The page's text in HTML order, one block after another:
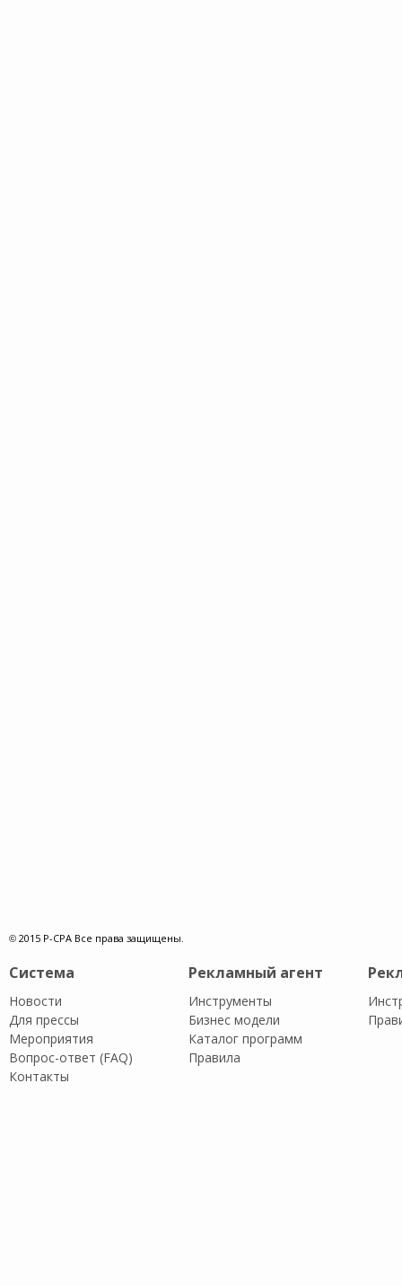
© 2015 P-CPA Все права защищены.
Рекламный агент
Инструменты
Бизнес модели
Каталог программ
Правила
Система
Новости
Для прессы
Мероприятия
Вопрос-ответ (FAQ)
Контакты